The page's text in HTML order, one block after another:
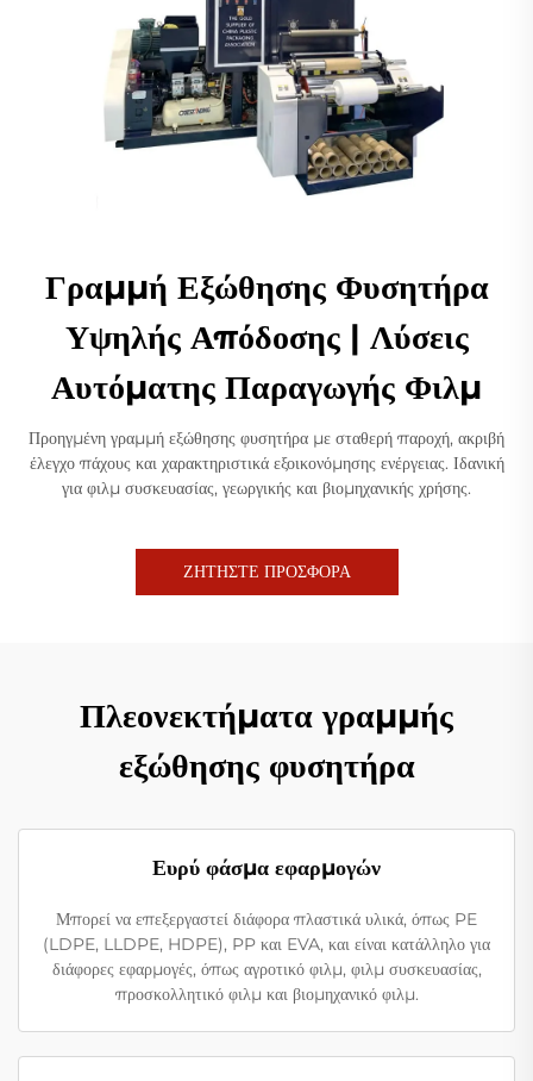
Γραμμή Εξώθησης Φυσητήρα
Υψηλής Απόδοσης | Λύσεις
Αυτόματης Παραγωγής Φιλμ
Προηγμένη γραμμή εξώθησης φυσητήρα με σταθερή παροχή, ακριβή
έλεγχο πάχους και χαρακτηριστικά εξοικονόμησης ενέργειας. Ιδανική
για φιλμ συσκευασίας, γεωργικής και βιομηχανικής χρήσης.
ΖΗΤΗΣΤΕ ΠΡΟΣΦΟΡΑ
Πλεονεκτήματα γραμμής
εξώθησης φυσητήρα
Ευρύ φάσμα εφαρμογών
Μπορεί να επεξεργαστεί διάφορα πλαστικά υλικά, όπως PE
(LDPE, LLDPE, HDPE), PP και EVA, και είναι κατάλληλο για
διάφορες εφαρμογές, όπως αγροτικό φιλμ, φιλμ συσκευασίας,
προσκολλητικό φιλμ και βιομηχανικό φιλμ.